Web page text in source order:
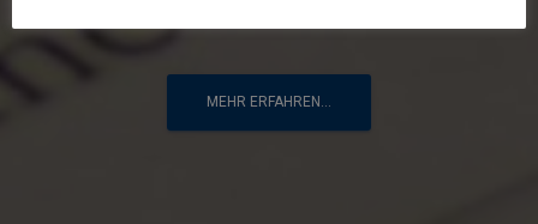
MEHR ERFAHREN...